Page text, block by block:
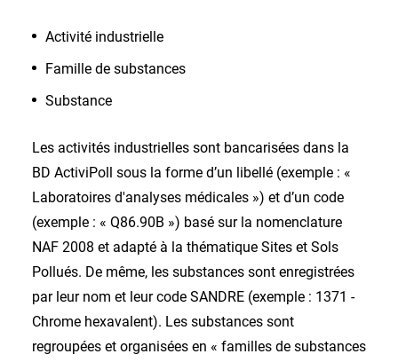
Activité industrielle
Famille de substances
Substance
Les activités industrielles sont bancarisées dans la
BD ActiviPoll sous la forme d’un libellé (exemple : «
Laboratoires d'analyses médicales ») et d’un code
(exemple : « Q86.90B ») basé sur la nomenclature
NAF 2008 et adapté à la thématique Sites et Sols
Pollués. De même, les substances sont enregistrées
par leur nom et leur code SANDRE (exemple : 1371 -
Chrome hexavalent). Les substances sont
regroupées et organisées en « familles de substances